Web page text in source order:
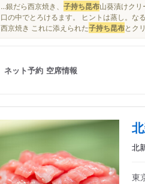
...銀だら西京焼き、 子持ち昆布山葵漬けク
口の中でとろけるます。 ヒントは蒸し。な
西京焼き これに添えられた子持ち昆布とク
ネット予約 空席情報
北
東